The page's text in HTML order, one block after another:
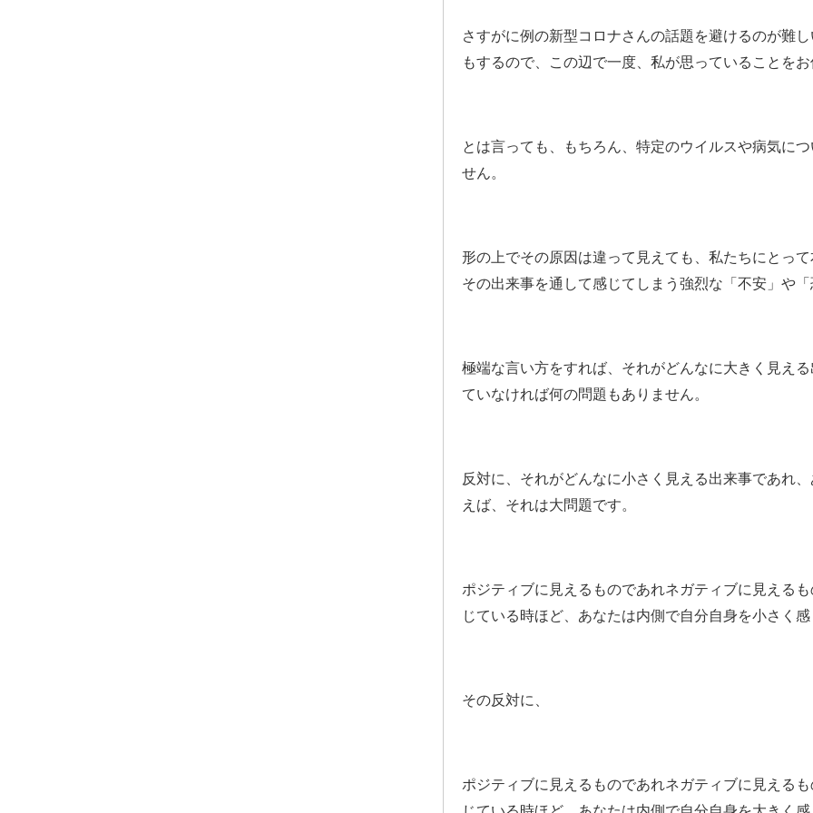
さすがに例の新型コロナさんの話題を避けるのが難
もするので、この辺で一度、私が思っていることを
とは言っても、もちろん、特定のウイルスや病気に
せん。
形の上でその原因は違って見えても、私たちにとっ
その出来事を通して感じてしまう強烈な「不安」や
極端な言い方をすれば、それがどんなに大きく見え
ていなければ何の問題もありません。
反対に、それがどんなに小さく見える出来事であれ
えば、それは大問題です。
ポジティブに見えるものであれネガティブに見える
じている時ほど、あなたは内側で自分自身を小さく
その反対に、
ポジティブに見えるものであれネガティブに見える